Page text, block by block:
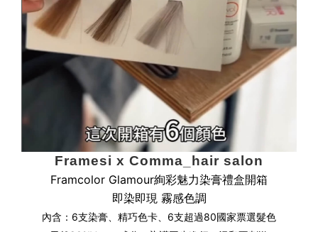
Framesi x Comma_hair salon
Framcolor Glamour絢彩魅力染膏禮盒開箱
即染即現 霧感色調
內含：6支染膏、精巧色卡、 6支超過80國家票選髮色